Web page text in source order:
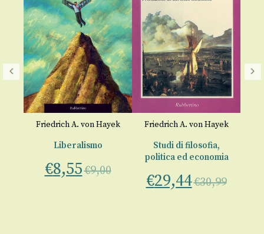
Friedrich A. von Hayek
Liberalismo
€8,55€9,00
Friedrich A. von Hayek
Studi di filosofia,
politica ed economia
€29,44€30,99